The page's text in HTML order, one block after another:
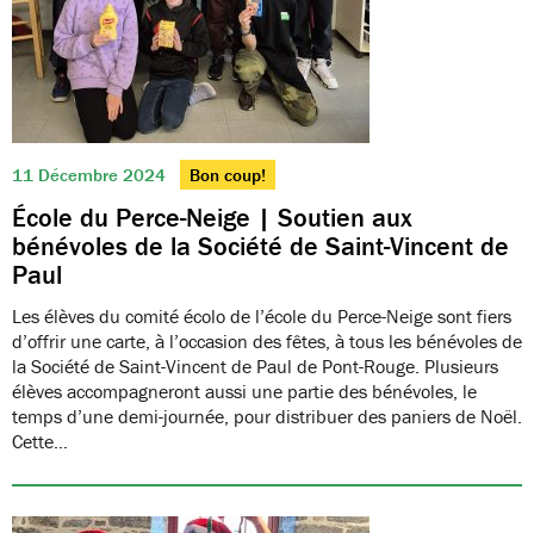
11 Décembre 2024 Bon coup!
École du Perce-Neige | Soutien aux
bénévoles de la Société de Saint-Vincent de
Paul
Les élèves du comité écolo de l’école du Perce-Neige sont fiers
d’offrir une carte, à l’occasion des fêtes, à tous les bénévoles de
la Société de Saint-Vincent de Paul de Pont-Rouge. Plusieurs
élèves accompagneront aussi une partie des bénévoles, le
temps d’une demi-journée, pour distribuer des paniers de Noël.
Cette…